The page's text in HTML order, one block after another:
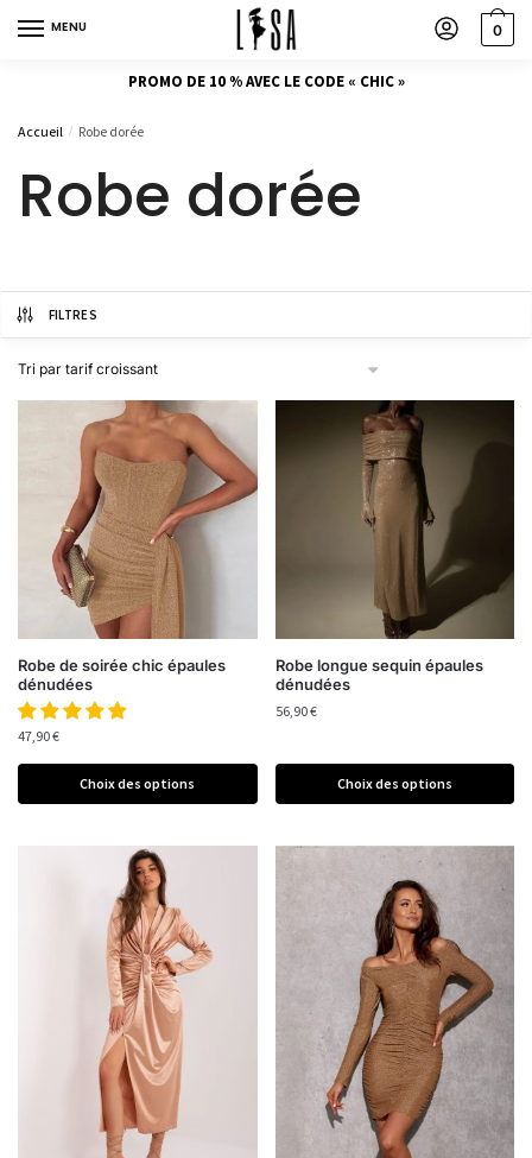
MENU 0
PROMO DE 10 % AVEC LE CODE « CHIC »
Accueil / Robe dorée
Robe dorée
FILTRES
Robe de soirée chic épaules
dénudées
47,90€
Choix des options
Robe longue sequin épaules
dénudées
56,90€
Choix des options